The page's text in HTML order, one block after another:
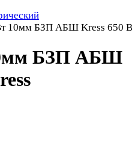
10мм БЗП АБШ Kress 650
БЗП АБШ